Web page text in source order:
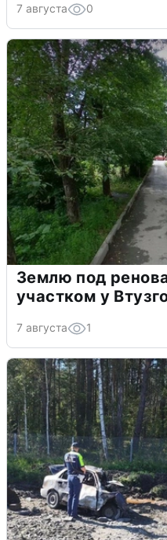
7 августа 0
Землю под
участком у
7 августа 1